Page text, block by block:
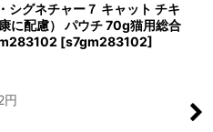
シグネチャー７ キャット チキ
に配慮） パウチ 70g猫用総合
[s7gm283102]
円